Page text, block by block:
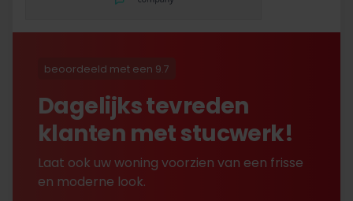
beoordeeld met een 9.7
Dagelijks tevreden
klanten met stucwerk!
Laat ook uw woning voorzien van een frisse
en moderne look.